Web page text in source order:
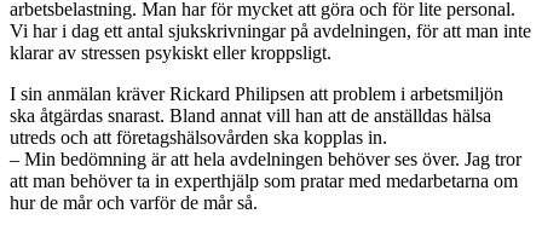
arbetsbelastning. Man har för mycket att göra och för lite personal.
Vi har i dag ett antal sjukskrivningar på avdelningen, för att man inte
klarar av stressen psykiskt eller kroppsligt.
I sin anmälan kräver Rickard Philipsen att problem i arbetsmiljön
ska åtgärdas snarast. Bland annat vill han att de anställdas hälsa
utreds och att företagshälsovården ska kopplas in.
– Min bedömning är att hela avdelningen behöver ses över. Jag tror
att man behöver ta in experthjälp som pratar med medarbetarna om
hur de mår och varför de mår så.